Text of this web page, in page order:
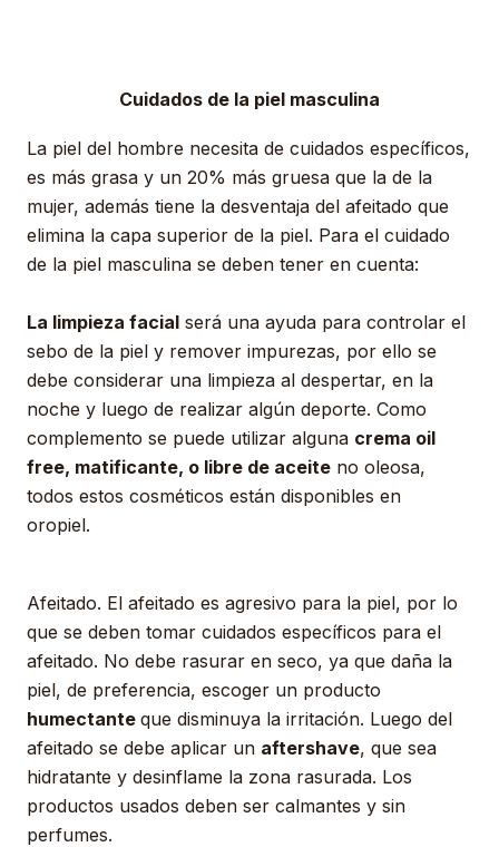
Cuidados de la piel masculina
La piel del hombre necesita de cuidados específicos,
es más grasa y un 20% más gruesa que la de la
mujer, además tiene la desventaja del afeitado que
elimina la capa superior de la piel. Para el cuidado
de la piel masculina se deben tener en cuenta:
La limpieza facial será una ayuda para controlar el
sebo de la piel y remover impurezas, por ello se
debe considerar una limpieza al despertar, en la
noche y luego de realizar algún deporte. Como
complemento se puede utilizar alguna crema oil
free, matificante, o libre de aceite no oleosa,
todos estos cosméticos están disponibles en
oropiel.
Afeitado. El afeitado es agresivo para la piel, por lo
que se deben tomar cuidados específicos para el
afeitado. No debe rasurar en seco, ya que daña la
piel, de preferencia, escoger un producto
humectante que disminuya la irritación. Luego del
afeitado se debe aplicar un aftershave, que sea
hidratante y desinflame la zona rasurada. Los
productos usados deben ser calmantes y sin
perfumes.